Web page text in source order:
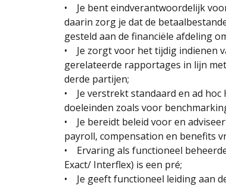
• Je bent eindverantwoordelijk
daarin zorg je dat de
gesteld aan de financiële afdeling
• Je zorgt voor het tijdig indienen
gerelateerde rapportages in lijn
derde partijen;
• Je verstrekt standaard en ad
doeleinden zoals voor
• Je bereidt beleid voor en
payroll, compensation en benefits
• Ervaring als functioneel
Exact/ Interflex) is een pré;
• Je geeft functioneel leiding aan